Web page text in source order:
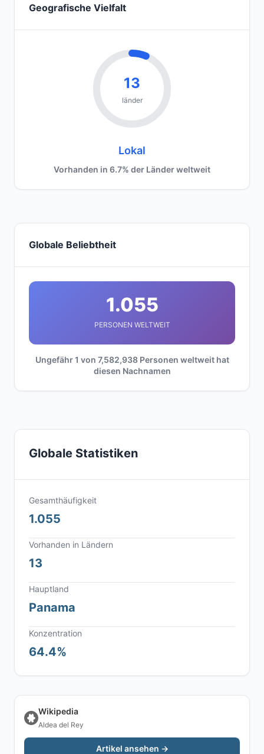
Geografische Vielfalt
13
länder
Lokal
Vorhanden in 6.7% der Länder weltweit
Globale Beliebtheit
1.055
PERSONEN WELTWEIT
Ungefähr 1 von 7,582,938 Personen weltweit hat
diesen Nachnamen
Globale Statistiken
Gesamthäufigkeit
1.055
Vorhanden in Ländern
13
Hauptland
Panama
Konzentration
64.4%
Wikipedia
Aldea del Rey
Artikel ansehen →